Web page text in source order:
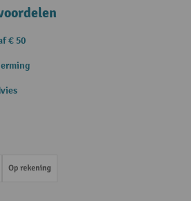
€ 50
(Visa)
Op rekening